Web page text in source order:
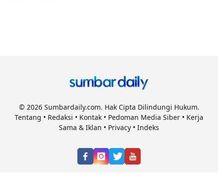
© 2026 Sumbardaily.com. Hak Cipta Dilindungi Hukum.
Tentang • Redaksi • Kontak • Pedoman Media Siber • Kerja
Sama & Iklan • Privacy • Indeks